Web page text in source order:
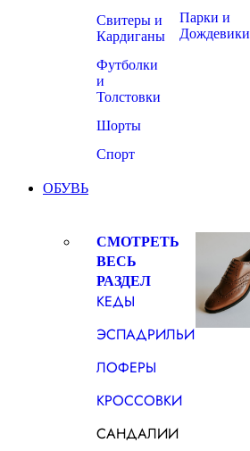
Свитеры и
Кардиганы
Футболки
и
Толстовки
Шорты
Спорт
Парки и
Дождевики
ОБУВЬ
СМОТРЕТЬ
ВЕСЬ
РАЗДЕЛ
КЕДЫ
ЭСПАДРИЛЬИ
ЛОФЕРЫ
КРОССОВКИ
САНДАЛИИ